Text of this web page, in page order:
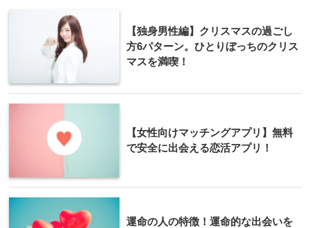
【独身男性編】クリスマスの過ごし
方6パターン。ひとりぼっちのクリス
マスを満喫！
【女性向けマッチングアプリ】無料
で安全に出会える恋活アプリ！
運命の人の特徴！運命的な出会いを